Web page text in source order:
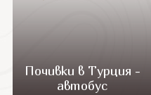
ЕКЗОТИКА
Почивки в Турция -
автобус